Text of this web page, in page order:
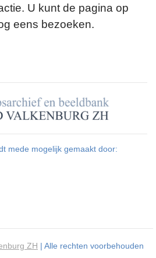
U kunt de pagina op
eens bezoeken.
mede mogelijk gemaakt door:
ZH | Alle rechten voorbehouden